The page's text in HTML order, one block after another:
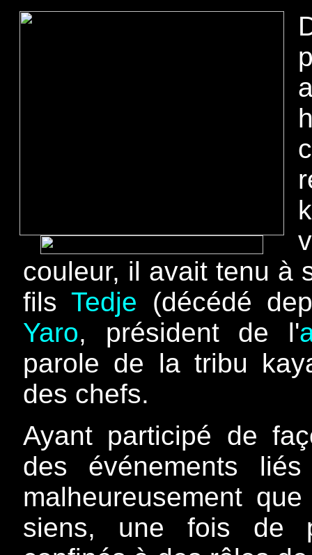
couleur, il avait tenu à
filsTedje (décédé
Yaro, président de l'
parole de la tribu
des chefs.
Ayant participé de
des événements
malheureusement
siens, une fois de